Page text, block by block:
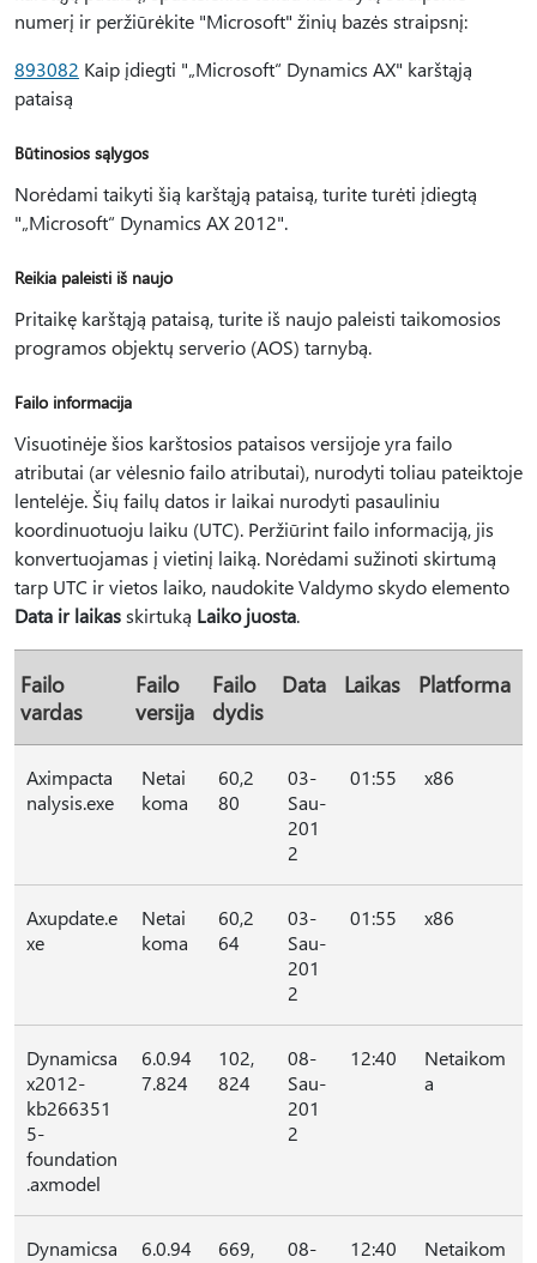
numerį ir peržiūrėkite "Microsoft" žinių bazės straipsnį:
893082 Kaip įdiegti "„Microsoft“ Dynamics AX" karštąją
pataisą
Būtinosios sąlygos
Norėdami taikyti šią karštąją pataisą, turite turėti įdiegtą
"„Microsoft“ Dynamics AX 2012".
Reikia paleisti iš naujo
Pritaikę karštąją pataisą, turite iš naujo paleisti taikomosios
programos objektų serverio (AOS) tarnybą.
Failo informacija
Visuotinėje šios karštosios pataisos versijoje yra failo
atributai (ar vėlesnio failo atributai), nurodyti toliau pateiktoje
lentelėje. Šių failų datos ir laikai nurodyti pasauliniu
koordinuotuoju laiku (UTC). Peržiūrint failo informaciją, jis
konvertuojamas į vietinį laiką. Norėdami sužinoti skirtumą
tarp UTC ir vietos laiko, naudokite Valdymo skydo elemento
Data ir laikasskirtuką Laiko juosta.
Failo
vardas
Failo
versija
Failo
dydis
Data Laikas Platforma
Aximpacta
nalysis.exe
Netai
koma
60,2
80
03-
Sau-
201
2
01:55 x86
Axupdate.e
xe
Netai
koma
60,2
64
03-
Sau-
201
2
01:55 x86
Dynamicsa
x2012-
kb266351
5-
foundation
.axmodel
6.0.94
7.824
102,
824
08-
Sau-
201
2
12:40
Netaikom
a
Dynamicsa
6.0.94
669,
08-
12:40
Netaikom